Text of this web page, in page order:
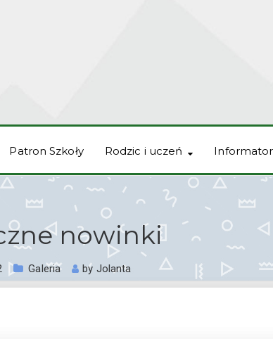
Patron Szkoły Rodzic i uczeń Informator
nowinki
Galeria by Jolanta